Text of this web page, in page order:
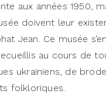
aux années 1950,
doivent leur
Jean. Ce musée
au cours de
ukrainiens, de
folkloriques.